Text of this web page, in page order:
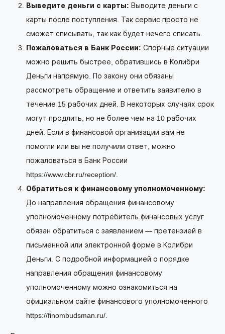
Выведите деньги с карты: Выводите деньги с
карты после поступления. Так сервис просто не
сможет списывать, так как будет нечего списать.
Пожаловаться в Банк России: Спорные ситуации
можно решить быстрее, обратившись в Колибри
Деньги напрямую. По закону они обязаны
рассмотреть обращение и ответить заявителю в
течение 15 рабочих дней. В некоторых случаях срок
могут продлить, но не более чем на 10 рабочих
дней. Если в финансовой организации вам не
помогли или вы не получили ответ, можно
пожаловаться в Банк России
https://www.cbr.ru/reception/.
Обратиться к финансовому уполномоченному:
До направления обращения финансовому
уполномоченному потребитель финансовых услуг
обязан обратиться с заявлением — претензией в
письменной или электронной форме в Колибри
Деньги. С подробной информацией о порядке
направления обращения финансовому
уполномоченному можно ознакомиться на
официальном сайте финансового уполномоченного
https://finombudsman.ru/.